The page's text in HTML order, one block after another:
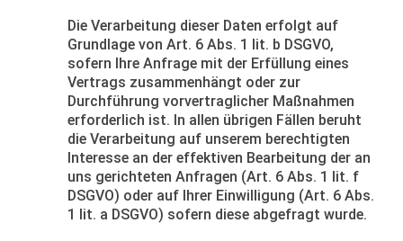
Die Verarbeitung dieser Daten erfolgt auf
Grundlage von Art. 6 Abs. 1 lit. b DSGVO,
sofern Ihre Anfrage mit der Erfüllung eines
Vertrags zusammenhängt oder zur
Durchführung vorvertraglicher Maßnahmen
erforderlich ist. In allen übrigen Fällen beruht
die Verarbeitung auf unserem berechtigten
Interesse an der effektiven Bearbeitung der an
uns gerichteten Anfragen (Art. 6 Abs. 1 lit. f
DSGVO) oder auf Ihrer Einwilligung (Art. 6 Abs.
1 lit. a DSGVO) sofern diese abgefragt wurde.